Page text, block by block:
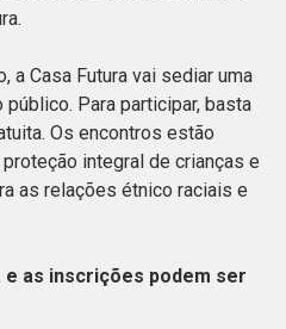
a Casa Futura vai sediar uma
Para participar, basta
Os encontros estão
integral de crianças e
as relações étnico raciais e
as inscrições podem ser